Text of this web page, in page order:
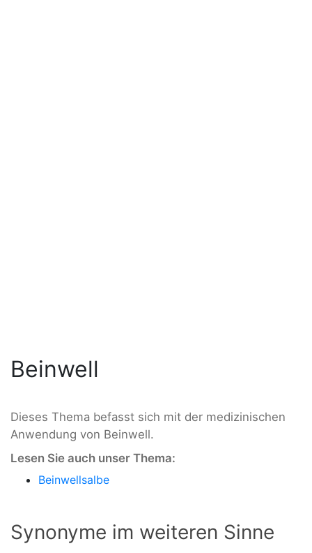
Beinwell
Dieses Thema befasst sich mit der medizinischen
Anwendung von Beinwell.
Lesen Sie auch unser Thema:
Beinwellsalbe
Synonyme im weiteren Sinne